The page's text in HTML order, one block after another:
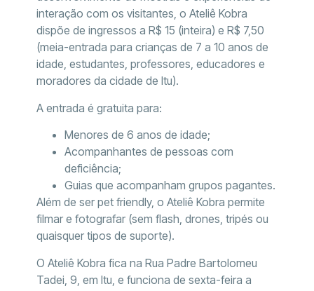
interação com os visitantes, o Ateliê Kobra
dispõe de ingressos a R$ 15 (inteira) e R$ 7,50
(meia-entrada para crianças de 7 a 10 anos de
idade, estudantes, professores, educadores e
moradores da cidade de Itu).
A entrada é gratuita para:
Menores de 6 anos de idade;
Acompanhantes de pessoas com
deficiência;
Guias que acompanham grupos pagantes.
Além de ser pet friendly, o Ateliê Kobra permite
filmar e fotografar (sem flash, drones, tripés ou
quaisquer tipos de suporte).
O Ateliê Kobra fica na Rua Padre Bartolomeu
Tadei, 9, em Itu, e funciona de sexta-feira a